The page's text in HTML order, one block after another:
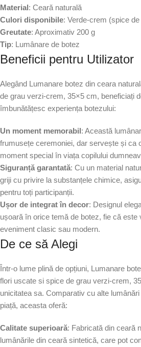
Material: Ceară naturală
Culori disponibile: Verde-crem (spice
Greutate: Aproximativ 200 g
Tip: Lumânare de botez
Beneficii pentru Utilizator
Alegând Lumanare botez din ceara
de grau verzi-crem, 35×5 cm, beneficiați
îmbunătățesc experiența botezului:
Un moment memorabil: Această
frumusețe ceremoniei, dar servește și ca
moment special în viața copilului
Siguranță garantată: Cu un material
griji cu privire la substanțele chimice,
pentru toți participanții.
Ușor de integrat în decor: Designul
ușoară în orice temă de botez, fie că este
eveniment clasic sau modern.
De ce să Alegi
Într-o lume plină de opțiuni, Lumanare
flori uscate si spice de grau verzi-crem,
unicitatea sa. Comparativ cu alte
piață, aceasta oferă:
Calitate superioară: Fabricată din ceară
lumânările din ceară sintetică, care pot